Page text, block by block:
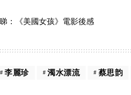
： 《美國女孩》電影後感
李麗珍 濁水漂流 蔡思韵